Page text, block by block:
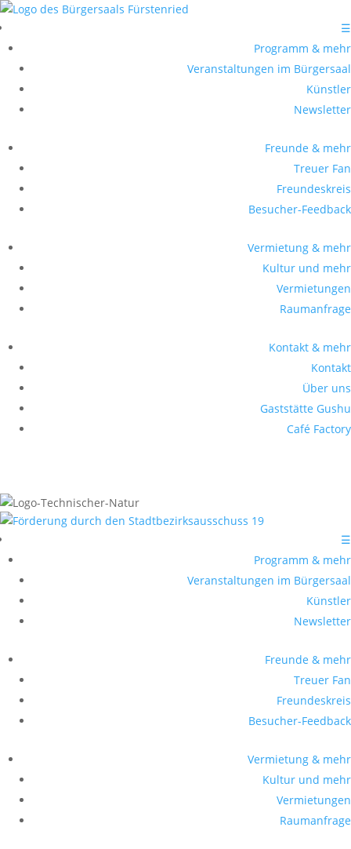
☰
Programm & mehr
Veranstaltungen im Bürgersaal
Künstler
Newsletter
Freunde & mehr
Treuer Fan
Freundeskreis
Besucher-Feedback
Vermietung & mehr
Kultur und mehr
Vermietungen
Raumanfrage
Kontakt & mehr
Kontakt
Über uns
Gaststätte Gushu
Café Factory
☰
Programm & mehr
Veranstaltungen im Bürgersaal
Künstler
Newsletter
Freunde & mehr
Treuer Fan
Freundeskreis
Besucher-Feedback
Vermietung & mehr
Kultur und mehr
Vermietungen
Raumanfrage